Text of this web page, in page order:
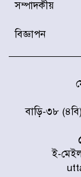
সম্পাদকীয়
বিজ্ঞাপন
বাড়ি-৩৮
ই-